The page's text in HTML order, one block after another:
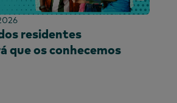
residentes
que os conhecemos